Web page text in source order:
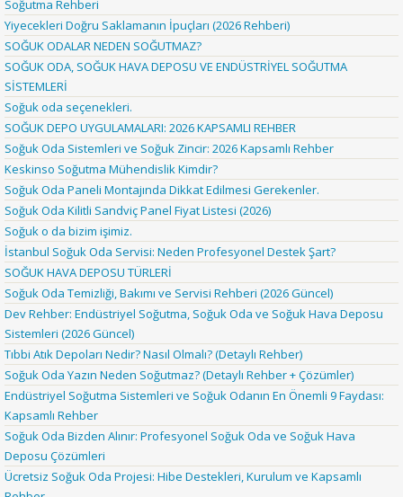
Soğutma Rehberi
Yiyecekleri Doğru Saklamanın İpuçları (2026 Rehberi)
SOĞUK ODALAR NEDEN SOĞUTMAZ?
SOĞUK ODA, SOĞUK HAVA DEPOSU VE ENDÜSTRİYEL SOĞUTMA
SİSTEMLERİ
Soğuk oda seçenekleri.
SOĞUK DEPO UYGULAMALARI: 2026 KAPSAMLI REHBER
Soğuk Oda Sistemleri ve Soğuk Zincir: 2026 Kapsamlı Rehber
Keskinso Soğutma Mühendislik Kimdir?
Soğuk Oda Paneli Montajında Dikkat Edilmesi Gerekenler.
Soğuk Oda Kilitli Sandviç Panel Fiyat Listesi (2026)
Soğuk o da bizim işimiz.
İstanbul Soğuk Oda Servisi: Neden Profesyonel Destek Şart?
SOĞUK HAVA DEPOSU TÜRLERİ
Soğuk Oda Temizliği, Bakımı ve Servisi Rehberi (2026 Güncel)
Dev Rehber: Endüstriyel Soğutma, Soğuk Oda ve Soğuk Hava Deposu
Sistemleri (2026 Güncel)
Tıbbi Atık Depoları Nedir? Nasıl Olmalı? (Detaylı Rehber)
Soğuk Oda Yazın Neden Soğutmaz? (Detaylı Rehber + Çözümler)
Endüstriyel Soğutma Sistemleri ve Soğuk Odanın En Önemli 9 Faydası:
Kapsamlı Rehber
Soğuk Oda Bizden Alınır: Profesyonel Soğuk Oda ve Soğuk Hava
Deposu Çözümleri
Ücretsiz Soğuk Oda Projesi: Hibe Destekleri, Kurulum ve Kapsamlı